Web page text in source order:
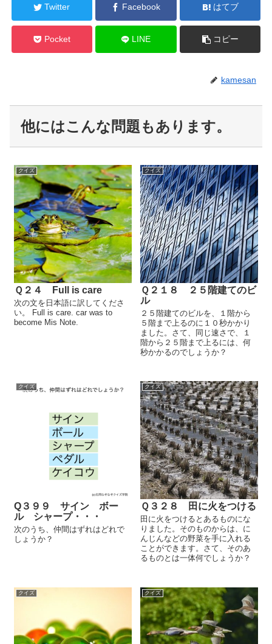
Twitter Facebook はてブ
Pocket LINE コピー
kamesan
他にはこんな問題もあります。
クイズ
Ｑ２４ Full is care
次の文を日本語に訳してくださ
い。 Full is care. car was to
become Mis Note.
クイズ
Ｑ２１８ ２５階建てのビ
ル
２５階建てのビルを、１階から
５階まで上るのに１０秒かかり
ました。さて、同じ速さで、１
階から２５階まで上るには、何
秒かかるのでしょうか？
クイズ
Q３９９ サイン ボー
ル シャープ・・・
次のうち、仲間はずれはどれで
しょうか？
クイズ
Ｑ３２８ 田に火をつける
田に火をつけるとあるものにな
りました。そのものからは、に
んじんなどの野菜を手に入れる
ことができます。さて、そのあ
るものとは一体何でしょうか？
クイズ クイズ